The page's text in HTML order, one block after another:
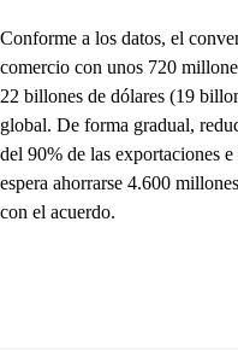
Conforme a los datos, el
comercio con unos 720
22 billones de dólares (19
global. De forma gradual,
del 90% de las exportaciones
espera ahorrarse 4.600
con el acuerdo.